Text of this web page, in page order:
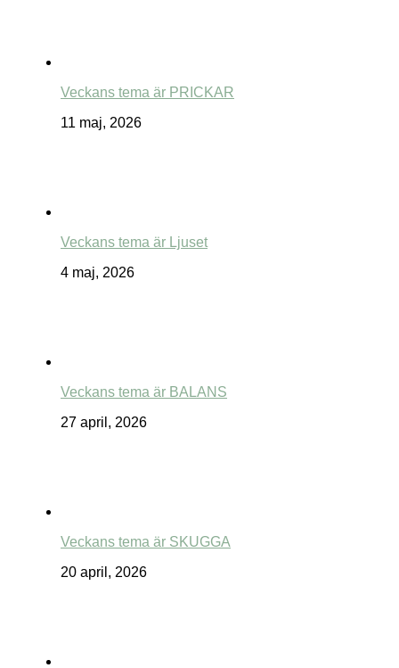
Veckans tema är PRICKAR
11 maj, 2026
Veckans tema är Ljuset
4 maj, 2026
Veckans tema är BALANS
27 april, 2026
Veckans tema är SKUGGA
20 april, 2026